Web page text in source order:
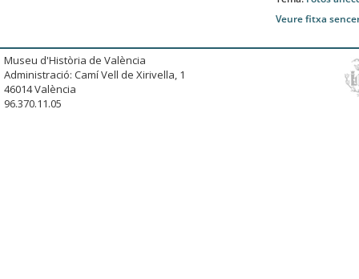
Veure fitxa
Museu d'Història de València
Administració: Camí Vell de Xirivella, 1
46014 València
96.370.11.05